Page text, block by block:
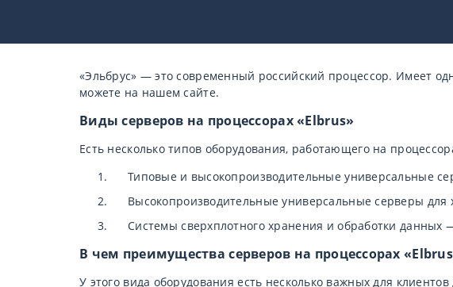
«Эльбрус» — это современный российский процессор. Имеет
можете на нашем сайте.
Виды серверов на процессорах «Elbrus»
Есть несколько типов оборудования, работающего на
Типовые и высокопроизводительные универсальные
Высокопроизводительные универсальные серверы
Системы сверхплотного хранения и обработки данных
В чем преимущества серверов на процессорах
У этого вида оборудования есть несколько важных для клиентов